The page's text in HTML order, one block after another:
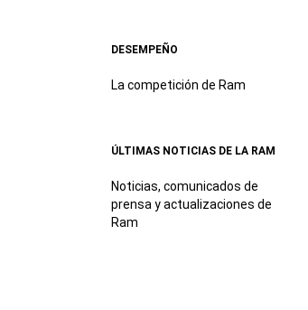
DESEMPEÑO
La competición de Ram
ÚLTIMAS NOTICIAS DE LA RAM
Noticias, comunicados de
prensa y actualizaciones de
Ram